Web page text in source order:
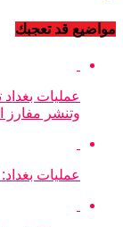
مواضيع قد تعجبك
عمليات
وتنشر مفارز
عمليات بغداد: القبض على